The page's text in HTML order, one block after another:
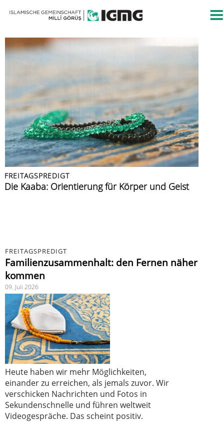
FREITAGSPREDIGT
Islamische Kultur
FREITAGSPREDIGT
Die Kaaba: Orientierung für Körper und Geist
PRESSEMITTEILUNG
Islamische Gemeinschaft verurteilt Angriff auf
FREITAGSPREDIGT
Azan: der Ruf zur Zeugenschaft
FREITAGSPREDIGT
Muslime im Urlaub
FREITAGSPREDIGT
Familienzusammenhalt: den Fernen näher
kommen
09. Juli 2026
Heute haben wir mehr Möglichkeiten,
einander zu erreichen, als jemals zuvor. Wir
verschicken Nachrichten und Fotos in
Sekundenschnelle und führen weltweit
Videogespräche. Das scheint positiv.